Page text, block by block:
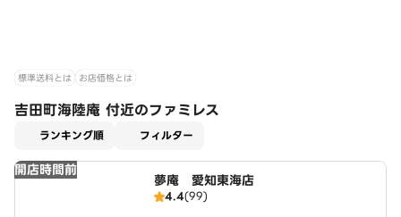
標準送料とは お店価格とは
吉田町海陸庵 付近のファミレス
ランキング順 フィルター
開店時間前
夢庵 愛知東海店
4.4(99)